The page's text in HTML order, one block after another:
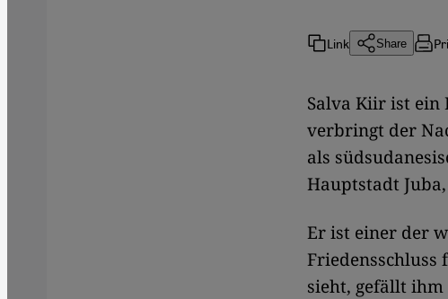
Link Share
Salva Kiir ist ein
verbringt der
als
Hauptstadt
Er ist einer der
Friedensschluss
sieht, gefällt